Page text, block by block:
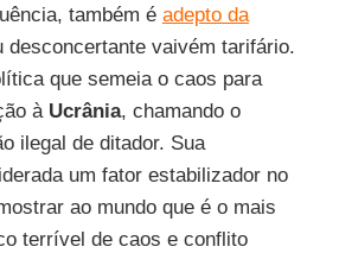
também é adepto da
vaivém tarifário.
que semeia o caos para
à Ucrânia, chamando o
ilegal de ditador. Sua
um fator estabilizador no
ao mundo que é o mais
terrível de caos e conflito